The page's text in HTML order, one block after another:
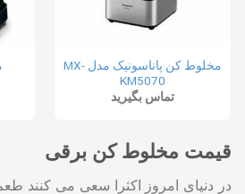
مخلوط کن پاناسونیک مدل MX-
KM5070
تماس بگیرید
قیمت مخلوط کن برقی
در دنیای امروز اکثرا سعی می کنند